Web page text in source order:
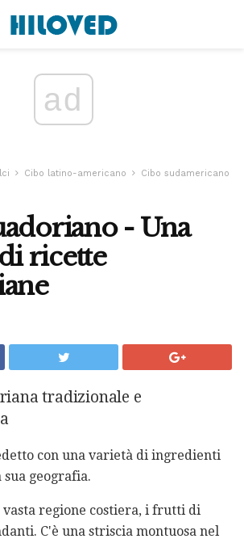
ad
Cibo latino-americano
Cibo sudamericano
- Una
ricette
tradizionale e
con una varietà di ingredienti
geografia.
vasta regione costiera, i frutti di
C'è una striscia montuosa nel